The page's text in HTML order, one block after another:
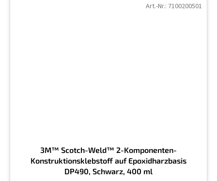
3M™ Scotch-Weld™ 2-Komponenten-
Konstruktionsklebstoff auf Epoxidharzbasis
DP490, Schwarz, 400 ml
Art.-Nr.: 7100200501